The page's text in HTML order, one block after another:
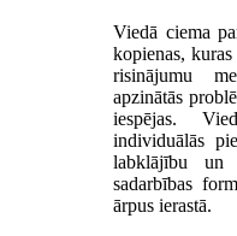
Viedā ciema
kopienas,
risinājumu
apzinātās
iespējas.
individuālās
labklājību un
sadarbības
ārpus ierastā.